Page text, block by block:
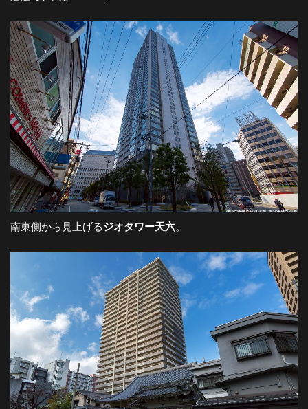
南東側から見上げるジオタワー天六。